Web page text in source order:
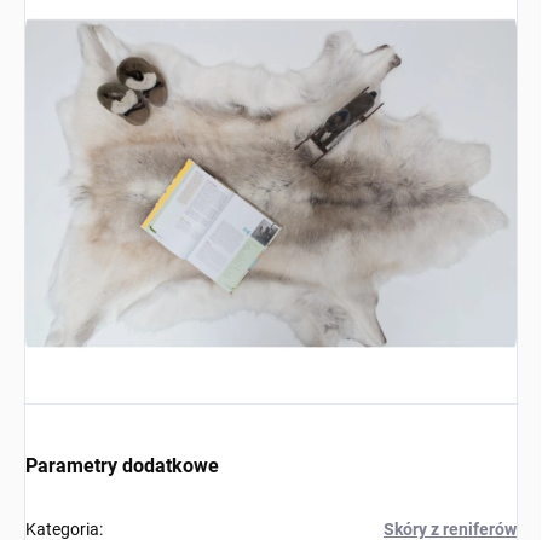
Parametry dodatkowe
Kategoria: Skóry z reniferów